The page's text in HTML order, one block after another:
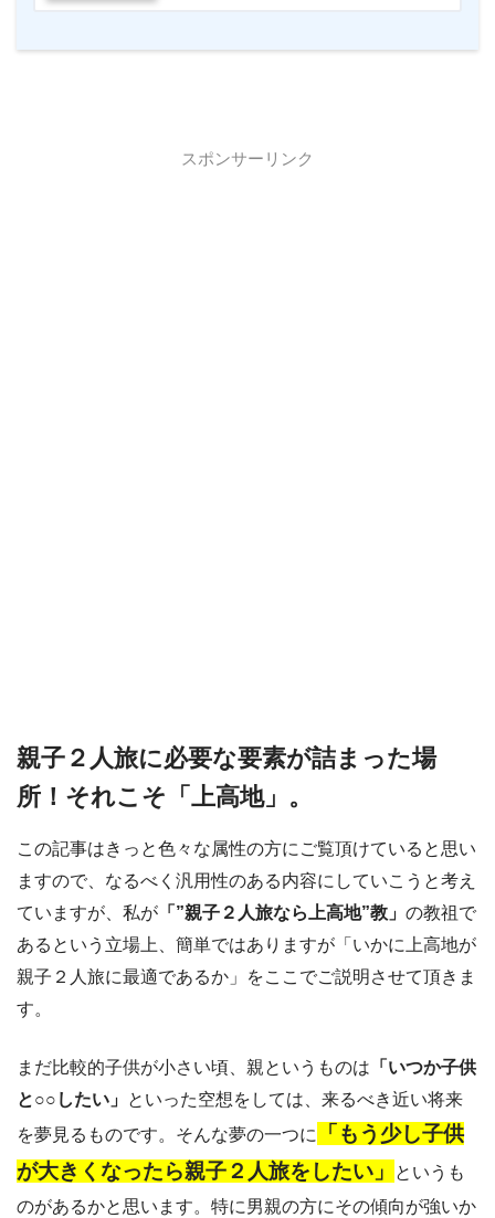
スポンサーリンク
親子２人旅に必要な要素が詰まった場
所！それこそ「上高地」。
この記事はきっと色々な属性の方にご覧頂けていると思い
ますので、なるべく汎用性のある内容にしていこうと考え
ていますが、私が 「”親子２人旅なら上高地”教」 の教祖で
あるという立場上、簡単ではありますが「いかに上高地が
親子２人旅に最適であるか」をここでご説明させて頂きま
す。
まだ比較的子供が小さい頃、親というものは 「いつか子供
と○○したい」 といった空想をしては、来るべき近い将来
を夢見るものです。そんな夢の一つに
「もう少し子供
が大きくなったら親子２人旅をしたい」
というも
のがあるかと思います。特に男親の方にその傾向が強いか